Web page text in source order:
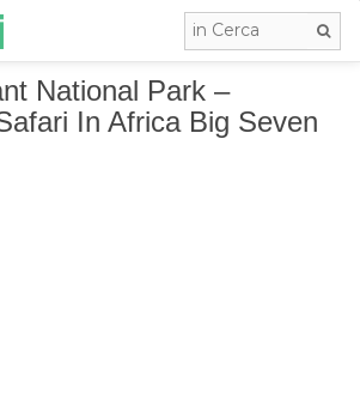
National Park –
In Africa Big Seven